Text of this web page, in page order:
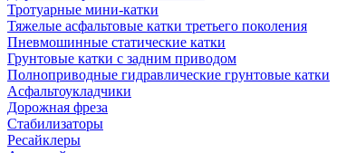
Тротуарные мини-катки
Тяжелые асфальтовые катки третьего поколения
Пневмошинные статические катки
Грунтовые катки с задним приводом
Полноприводные гидравлические грунтовые катки
Асфальтоукладчики
Дорожная фреза
Стабилизаторы
Ресайклеры